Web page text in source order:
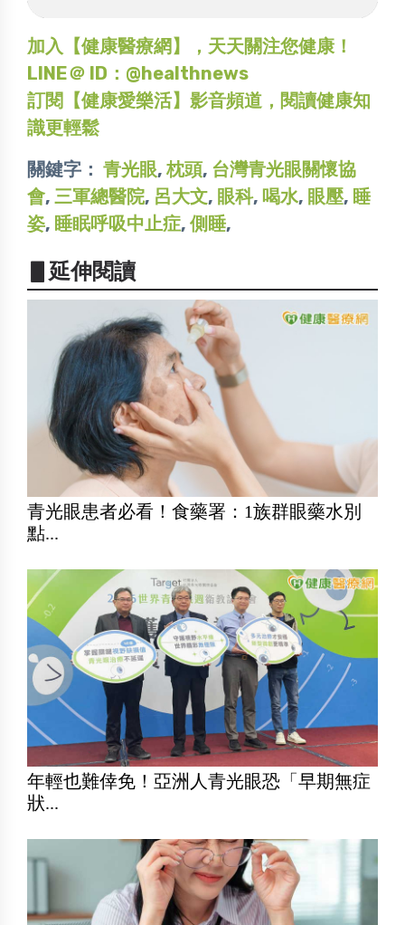
加入【健康醫療網】，天天關注您健康！
LINE＠ ID：@healthnews
訂閱【健康愛樂活】影音頻道，閱讀健康知
識更輕鬆
關鍵字： 青光眼, 枕頭, 台灣青光眼關懷協
會, 三軍總醫院, 呂大文, 眼科, 喝水, 眼壓, 睡
姿, 睡眠呼吸中止症, 側睡,
▋延伸閱讀
青光眼患者必看！食藥署：1族群眼藥水別
點...
年輕也難倖免！亞洲人青光眼恐「早期無症
狀...